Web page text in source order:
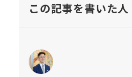
この記事を書いた人